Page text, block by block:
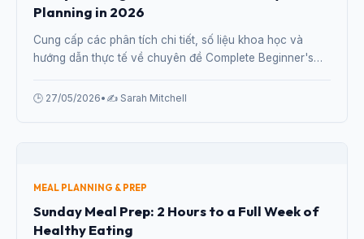
Planning in 2026
Cung cấp các phân tích chi tiết, số liệu khoa học và
hướng dẫn thực tế về chuyên đề Complete Beginner's
🕒 27/05/2026• ✍️ Sarah Mitchell
MEAL PLANNING & PREP
Sunday Meal Prep: 2 Hours to a Full Week of
Healthy Eating